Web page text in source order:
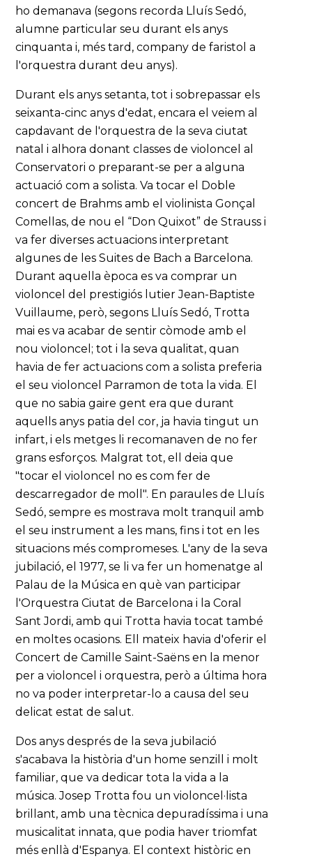
ho demanava (segons recorda Lluís Sedó,
alumne particular seu durant els anys
cinquanta i, més tard, company de faristol a
l'orquestra durant deu anys).
Durant els anys setanta, tot i sobrepassar els
seixanta-cinc anys d'edat, encara el veiem al
capdavant de l'orquestra de la seva ciutat
natal i alhora donant classes de violoncel al
Conservatori o preparant-se per a alguna
actuació com a solista. Va tocar el Doble
concert de Brahms amb el violinista Gonçal
Comellas, de nou el “Don Quixot” de Strauss i
va fer diverses actuacions interpretant
algunes de les Suites de Bach a Barcelona.
Durant aquella època es va comprar un
violoncel del prestigiós lutier Jean-Baptiste
Vuillaume, però, segons Lluís Sedó, Trotta
mai es va acabar de sentir còmode amb el
nou violoncel; tot i la seva qualitat, quan
havia de fer actuacions com a solista preferia
el seu violoncel Parramon de tota la vida. El
que no sabia gaire gent era que durant
aquells anys patia del cor, ja havia tingut un
infart, i els metges li recomanaven de no fer
grans esforços. Malgrat tot, ell deia que
"tocar el violoncel no es com fer de
descarregador de moll". En paraules de Lluís
Sedó, sempre es mostrava molt tranquil amb
el seu instrument a les mans, fins i tot en les
situacions més compromeses. L'any de la seva
jubilació, el 1977, se li va fer un homenatge al
Palau de la Música en què van participar
l'Orquestra Ciutat de Barcelona i la Coral
Sant Jordi, amb qui Trotta havia tocat també
en moltes ocasions. Ell mateix havia d'oferir el
Concert de Camille Saint-Saëns en la menor
per a violoncel i orquestra, però a última hora
no va poder interpretar-lo a causa del seu
delicat estat de salut.
Dos anys després de la seva jubilació
s'acabava la història d'un home senzill i molt
familiar, que va dedicar tota la vida a la
música. Josep Trotta fou un violoncel·lista
brillant, amb una tècnica depuradíssima i una
musicalitat innata, que podia haver triomfat
més enllà d'Espanya. El context històric en